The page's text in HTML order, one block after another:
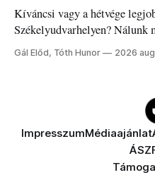
Kíváncsi vagy a hétvége
Székelyudvarhelyen? Nálunk
a fogaddal, a fogorvosi
Gál Előd, Tóth Hunor 2026
ImpresszumMédiaajánlat